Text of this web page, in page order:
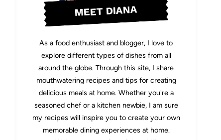
MEET DIANA
As a food enthusiast and blogger, I love to
explore different types of dishes from all
around the globe. Through this site, I share
mouthwatering recipes and tips for creating
delicious meals at home. Whether you're a
seasoned chef or a kitchen newbie, I am sure
my recipes will inspire you to create your own
memorable dining experiences at home.